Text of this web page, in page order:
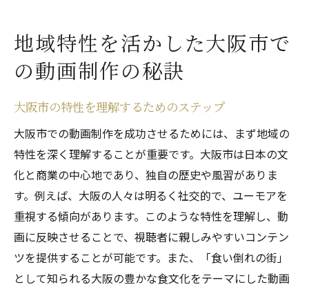
地域特性を活かした大阪市で
の動画制作の秘訣
大阪市の特性を理解するためのステップ
大阪市での動画制作を成功させるためには、まず地域の
特性を深く理解することが重要です。大阪市は日本の文
化と商業の中心地であり、独自の歴史や風習がありま
す。例えば、大阪の人々は明るく社交的で、ユーモアを
重視する傾向があります。このような特性を理解し、動
画に反映させることで、視聴者に親しみやすいコンテン
ツを提供することが可能です。また、「食い倒れの街」
として知られる大阪の豊かな食文化をテーマにした動画